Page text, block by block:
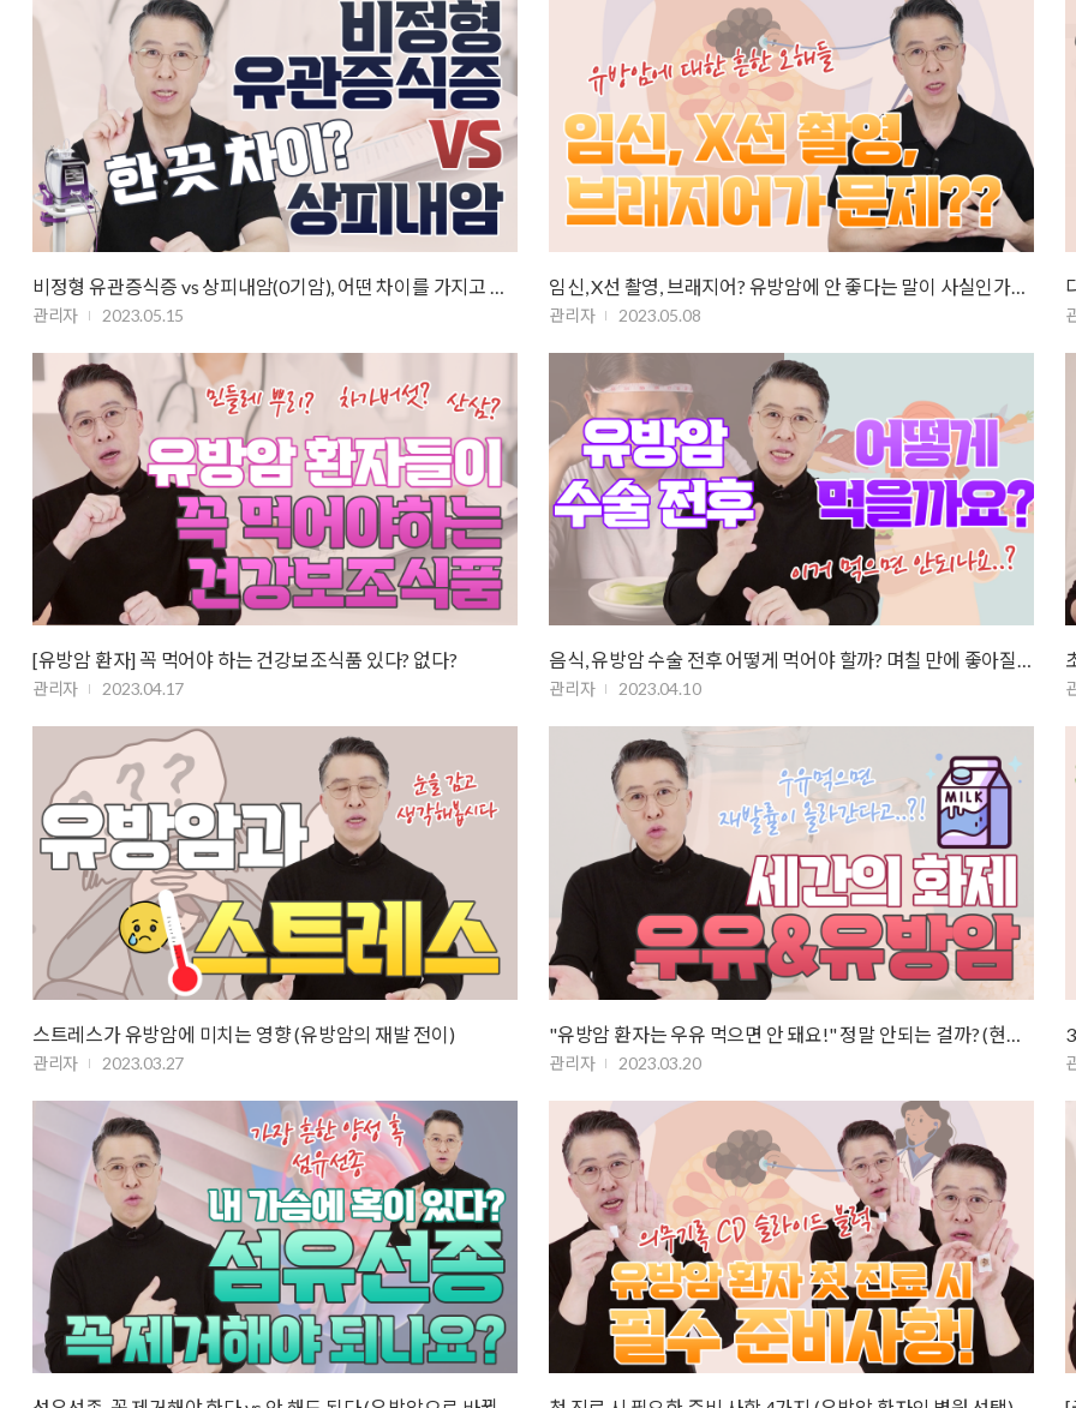
관리자 2023.05.15
임신, X선 촬영, 브래지어? 유방암에 안 좋다는 말이 사실인가요 (유방암에 …
관리자 2023.05.08
[유방암 환자] 꼭 먹어야 하는 건강보조식품 있다? 없다?
관리자 2023.04.17
음식, 유방암 수술 전후 어떻게 먹어야 할까? 며칠 만에 좋아질 거란 생각…
관리자 2023.04.10
스트레스가 유방암에 미치는 영향 (유방암의 재발 전이)
관리자 2023.03.27 관리자 2023.03.20